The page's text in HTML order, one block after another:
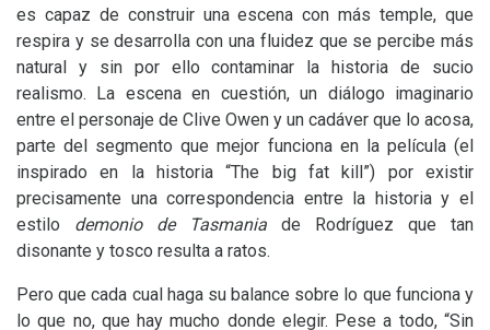
es capaz de construir una escena con más temple, que
respira y se desarrolla con una fluidez que se percibe más
natural y sin por ello contaminar la historia de sucio
realismo. La escena en cuestión, un diálogo imaginario
entre el personaje de Clive Owen y un cadáver que lo acosa,
parte del segmento que mejor funciona en la película (el
inspirado en la historia “The big fat kill”) por existir
precisamente una correspondencia entre la historia y el
estilo demonio de Tasmania de Rodríguez que tan
disonante y tosco resulta a ratos.
Pero que cada cual haga su balance sobre lo que funciona y
lo que no, que hay mucho donde elegir. Pese a todo, “Sin